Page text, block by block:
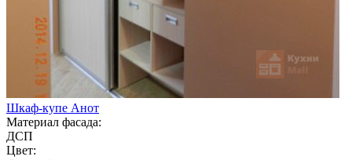
Шкаф-купе Анот
Материал фасада:
ДСП
Цвет: